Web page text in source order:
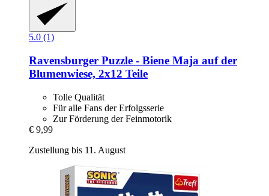
5.0 (1)
Ravensburger Puzzle -​ Biene Maja auf der
Blumenwiese, 2x12 Teile
Tolle Qualität
Für alle Fans der Erfolgsserie
Zur Förderung der Feinmotorik
€ 9,99
Zustellung bis 11. August